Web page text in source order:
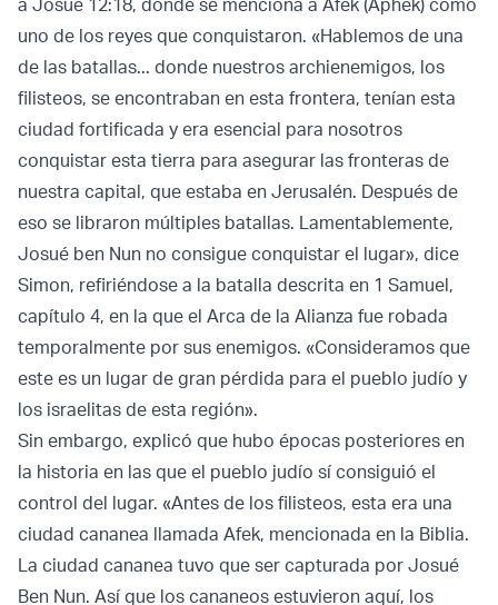
a Josué 12:18, donde se menciona a Afek (Aphek) como
uno de los reyes que conquistaron. «Hablemos de una
de las batallas... donde nuestros archienemigos, los
filisteos, se encontraban en esta frontera, tenían esta
ciudad fortificada y era esencial para nosotros
conquistar esta tierra para asegurar las fronteras de
nuestra capital, que estaba en Jerusalén. Después de
eso se libraron múltiples batallas. Lamentablemente,
Josué ben Nun no consigue conquistar el lugar», dice
Simon, refiriéndose a la batalla descrita en 1 Samuel,
capítulo 4, en la que el Arca de la Alianza fue robada
temporalmente por sus enemigos. «Consideramos que
este es un lugar de gran pérdida para el pueblo judío y
los israelitas de esta región».
Sin embargo, explicó que hubo épocas posteriores en
la historia en las que el pueblo judío sí consiguió el
control del lugar. «Antes de los filisteos, esta era una
ciudad cananea llamada Afek, mencionada en la Biblia.
La ciudad cananea tuvo que ser capturada por Josué
Ben Nun. Así que los cananeos estuvieron aquí, los